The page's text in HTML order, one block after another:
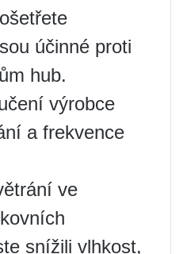
účinné proti
hub.
výrobce
a frekvence
ve
snížili vlhkost,